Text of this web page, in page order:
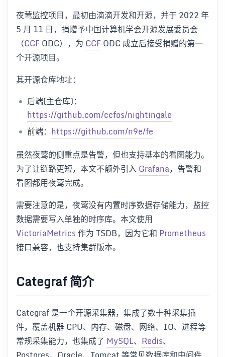
夜莺监控项目，最初由滴滴开发和开源，并于 2022 年
5 月 11 日，捐赠予中国计算机学会开源发展委员会
（CCF ODC），为 CCF ODC 成立后接受捐赠的第一
个开源项目。
其开源仓库地址：
后端(主仓库)：
https://github.com/ccfos/nightingale
前端： https://github.com/n9e/fe
虽然夜莺的侧重点是告警，但也支持基本的看图能力。
为了让链路更短，本文不额外引入Grafana，告警和
看图都用夜莺完成。
需要注意的是，夜莺没有内置时序数据存储能力，监控
数据需要写入单独的时序库。本文使用
VictoriaMetrics作为 TSDB，因为它和 Prometheus
接口兼容，也支持集群版本。
Categraf 简介
Categraf 是一个开源采集器，集成了数十种采集插
件，覆盖机器 CPU、内存、磁盘、网络、IO、进程等
常规采集能力，也集成了 MySQL、 Redis、